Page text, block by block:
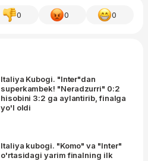
0 0 0
Italiya Kubogi. "Inter"dan
superkambek! "Neradzurri" 0:2
hisobini 3:2 ga aylantirib, finalga
yo'l oldi
Italiya kubogi. "Komo" va "Inter"
o'rtasidagi yarim finalning ilk